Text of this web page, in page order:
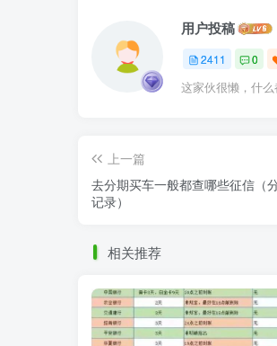
用户投稿
2411 0
这家伙很懒，什
上一篇
去分期买车一般都查哪些征信（
记录）
相关推荐